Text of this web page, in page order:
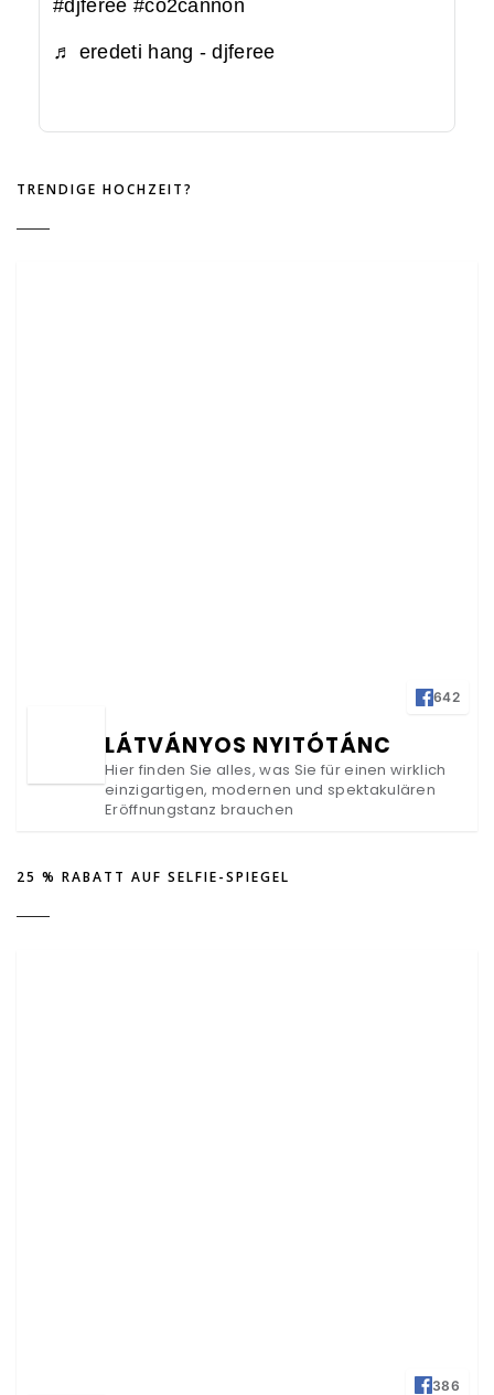
#djferee #co2cannon
♬ eredeti hang - djferee
TRENDIGE HOCHZEIT?
642
LÁTVÁNYOS NYITÓTÁNC
Hier finden Sie alles, was Sie für einen wirklich
einzigartigen, modernen und spektakulären
Eröffnungstanz brauchen
25 % RABATT AUF SELFIE-SPIEGEL
386